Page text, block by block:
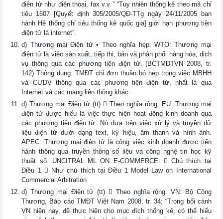
điện tử như điện thoại, fax v.v ” “Tuy nhiên thống kê theo mã chỉ
tiêu 1607 [Quyết định 305/2005/QÐ-TTg ngày 24/11/2005 ban
hành Hệ thống chỉ tiêu thống kê quốc gia] giới hạn phương tiện
điện tử là internet”.
d) Thương mại Điện tử • Theo nghĩa hẹp: WTO: Thương mại
điện tử là việc sản xuất, tiếp thị, bán và phân phối hàng hóa, dịch
vụ thông qua các phương tiện điện tử. (BCTMĐTVN 2008, tr.
142) Thông dụng: TMĐT chỉ đơn thuần bó hẹp trong việc MBHH
và CƯDV thông qua các phương tiện điện tử, nhất là qua
Internet và các mạng liên thông khác.
d) Thương mại Điện tử (tt)  Theo nghĩa rộng: EU: Thương mại
điện tử được hiểu là việc thực hiện hoạt động kinh doanh qua
các phương tiện điện tử. Nó dựa trên việc xử lý và truyền dữ
liệu điện tử dưới dạng text, ký hiệu, âm thanh và hình ảnh.
APEC: Thương mại điện tử là công việc kinh doanh được tiến
hành thông qua truyền thông số liệu và công nghệ tin học kỹ
thuật số. UNCITRAL ML ON E-COMMERCE:  Chú thích tại
Điều 1  Như chú thích tại Điều 1 Model Law on International
Commercial Arbitration
d) Thương mại Điện tử (tt)  Theo nghĩa rộng: VN: Bộ Công
Thương, Báo cáo TMĐT Việt Nam 2008, tr. 34: “Trong bối cảnh
VN hiện nay, để thực hiện cho mục đích thống kê, có thể hiểu